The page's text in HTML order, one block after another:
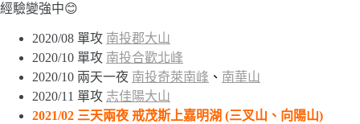
經驗變強中😊
2020/08 單攻 南投郡大山
2020/10 單攻 南投合歡北峰
2020/10 兩天一夜 南投奇萊南峰 、 南華山
2020/11 單攻 志佳陽大山
2021/02 三天兩夜 戒茂斯上嘉明湖 (三叉山、向陽山)